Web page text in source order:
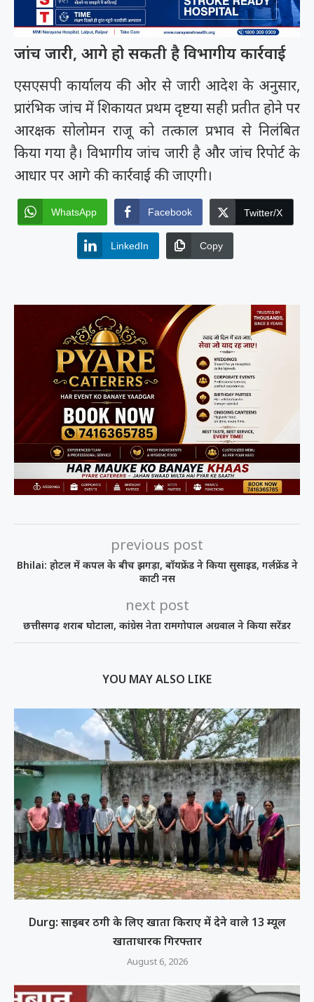
जांच जारी, आगे हो सकती है विभागीय कार्रवाई
एसएसपी कार्यालय की ओर से जारी आदेश के अनुसार,
प्रारंभिक जांच में शिकायत प्रथम दृष्टया सही प्रतीत होने पर
आरक्षक सोलोमन राजू को तत्काल प्रभाव से निलंबित
किया गया है। विभागीय जांच जारी है और जांच रिपोर्ट के
आधार पर आगे की कार्रवाई की जाएगी।
WhatsApp Facebook Twitter/X
LinkedIn Copy
previous post
Bhilai: होटल में कपल के बीच झगड़ा, बॉयफ्रेंड ने किया सुसाइड, गर्लफ्रेंड ने
काटी नस
next post
छत्तीसगढ़ शराब घोटाला, कांग्रेस नेता रामगोपाल अग्रवाल ने किया सरेंडर
YOU MAY ALSO LIKE
Durg: साइबर ठगी के लिए खाता किराए में देने वाले 13 म्यूल
खाताधारक गिरफ्तार
August 6, 2026